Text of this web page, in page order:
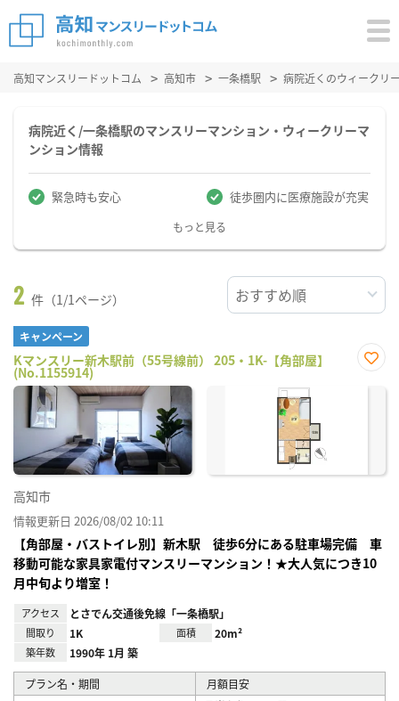
高知マンスリードットコム 高知市 一条橋駅 病院近くのウィークリ
病院近く/一条橋駅のマンスリーマンション・ウィークリーマ
ンション情報
緊急時も安心 徒歩圏内に医療施設が充実
もっと見る
2 件（1/1ページ）
キャンペーン
Kマンスリー新木駅前（55号線前） 205・1K-【角部屋】
(No.1155914)
に入
高知市
情報更新日 2026/08/02 10:11
【角部屋・バストイレ別】新木駅 徒歩6分にある駐車場完備 車
移動可能な家具家電付マンスリーマンション！★大人気につき10
月中旬より増室！
アクセス とさでん交通後免線「一条橋駅」
間取り 1K 面積 20m²
築年数 1990年 1月 築
プラン名・期間 月額目安